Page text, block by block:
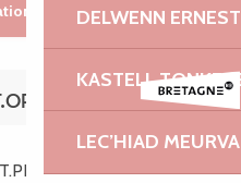
DELWENN
KASTELL
LEC’HIAD